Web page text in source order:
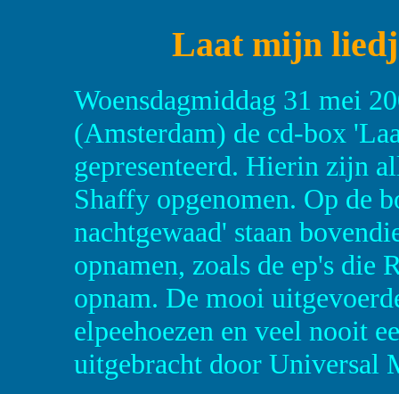
Laat mijn
Woensdagmiddag 31 mei
(Amsterdam) de cd-box
gepresenteerd. Hierin zijn
Shaffy opgenomen. Op de
nachtgewaad' staan
opnamen, zoals de ep's die
opnam. De mooi
elpeehoezen en veel nooit
uitgebracht door Universal